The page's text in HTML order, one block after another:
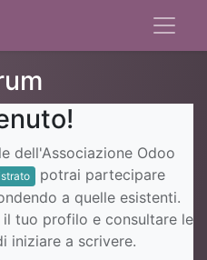
dell'Associazione Odoo
potrai partecipare
a quelle esistenti.
tuo profilo e consultare le
iniziare a scrivere.